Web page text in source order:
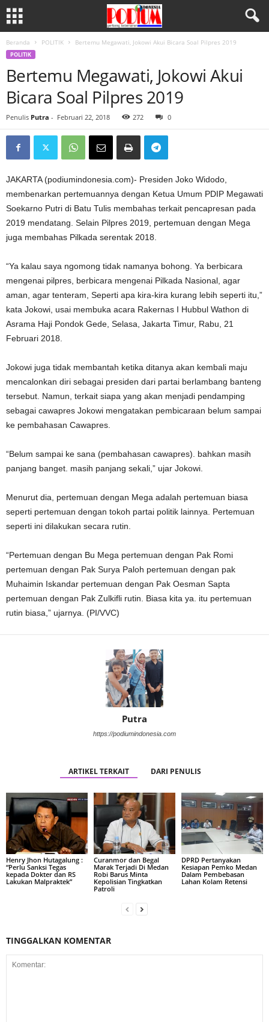
Beranda POLITIK Bertemu Megawati, Jokowi Akui Bicara Soal Pilpres 2019
POLITIK
Bertemu Megawati, Jokowi Akui
Bicara Soal Pilpres 2019
Penulis Putra - Februari 22, 2018 272 0
JAKARTA (podiumindonesia.com)- Presiden Joko Widodo,
membenarkan pertemuannya dengan Ketua Umum PDIP Megawati
Soekarno Putri di Batu Tulis membahas terkait pencapresan pada
2019 mendatang. Selain Pilpres 2019, pertemuan dengan Mega
juga membahas Pilkada serentak 2018.
“Ya kalau saya ngomong tidak namanya bohong. Ya berbicara
mengenai pilpres, berbicara mengenai Pilkada Nasional, agar
aman, agar tenteram, Seperti apa kira-kira kurang lebih seperti itu,”
kata Jokowi, usai membuka acara Rakernas I Hubbul Wathon di
Asrama Haji Pondok Gede, Selasa, Jakarta Timur, Rabu, 21
Februari 2018.
Jokowi juga tidak membantah ketika ditanya akan kembali maju
mencalonkan diri sebagai presiden dari partai berlambang banteng
tersebut. Namun, terkait siapa yang akan menjadi pendamping
sebagai cawapres Jokowi mengatakan pembicaraan belum sampai
ke pembahasan Cawapres.
“Belum sampai ke sana (pembahasan cawapres). bahkan masih
panjang banget. masih panjang sekali,” ujar Jokowi.
Menurut dia, pertemuan dengan Mega adalah pertemuan biasa
seperti pertemuan dengan tokoh partai politik lainnya. Pertemuan
seperti ini dilakukan secara rutin.
“Pertemuan dengan Bu Mega pertemuan dengan Pak Romi
pertemuan dengan Pak Surya Paloh pertemuan dengan pak
Muhaimin Iskandar pertemuan dengan Pak Oesman Sapta
pertemuan dengan Pak Zulkifli rutin. Biasa kita ya. itu pertemuan
rutin biasa,” ujarnya. (PI/VVC)
Putra
https://podiumindonesia.com
ARTIKEL TERKAIT DARI PENULIS
Henry Jhon Hutagalung :
“Perlu Sanksi Tegas
kepada Dokter dan RS
Lakukan Malpraktek”
Curanmor dan Begal
Marak Terjadi Di Medan
Robi Barus Minta
Kepolisian Tingkatkan
Patroli
DPRD Pertanyakan
Kesiapan Pemko Medan
Dalam Pembebasan
Lahan Kolam Retensi
TINGGALKAN KOMENTAR